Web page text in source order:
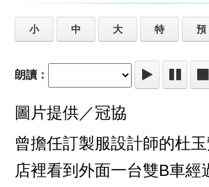
小 中 大 特 預
朗讀：
圖片提供／冠協
曾擔任訂製服設計師的杜
店裡看到外面一台雙B車經